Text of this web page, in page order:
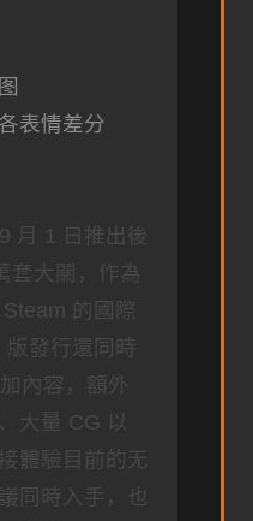
表情差分
月 1 日推出後
套大關，作為
的國際
發行還同時
內容，額外
大量 CG 以
體驗目前的无
同時入手，也